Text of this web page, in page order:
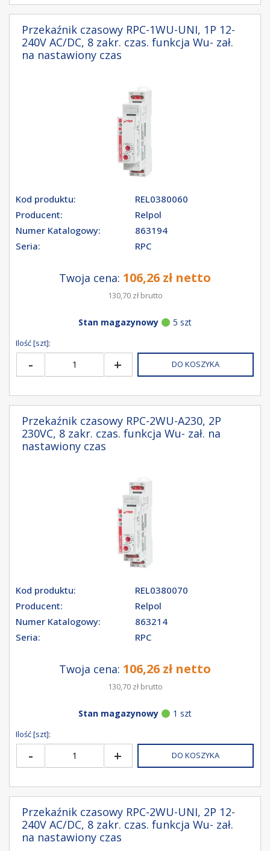
Przekaźnik czasowy RPC-1WU-UNI, 1P 12-
240V AC/DC, 8 zakr. czas. funkcja Wu- zał.
na nastawiony czas
Kod produktu:
REL0380060
Producent:
Relpol
Numer Katalogowy:
863194
Seria:
RPC
Twoja cena: 106,26 zł netto
130,70 zł brutto
Stan magazynowy 5 szt
Ilość [szt]:
- + DO KOSZYKA
Przekaźnik czasowy RPC-2WU-A230, 2P
230VC, 8 zakr. czas. funkcja Wu- zał. na
nastawiony czas
Kod produktu:
REL0380070
Producent:
Relpol
Numer Katalogowy:
863214
Seria:
RPC
Twoja cena: 106,26 zł netto
130,70 zł brutto
Stan magazynowy 1 szt
Ilość [szt]:
- + DO KOSZYKA
Przekaźnik czasowy RPC-2WU-UNI, 2P 12-
240V AC/DC, 8 zakr. czas. funkcja Wu- zał.
na nastawiony czas